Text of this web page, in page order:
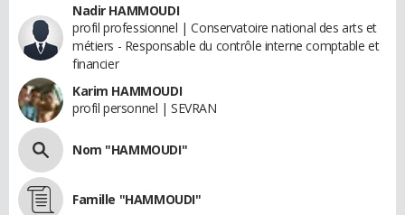
Nadir HAMMOUDI
profil professionnel | Conservatoire national des arts et
métiers - Responsable du contrôle interne comptable et
financier
Karim HAMMOUDI
profil personnel | SEVRAN
Nom "HAMMOUDI"
Famille "HAMMOUDI"